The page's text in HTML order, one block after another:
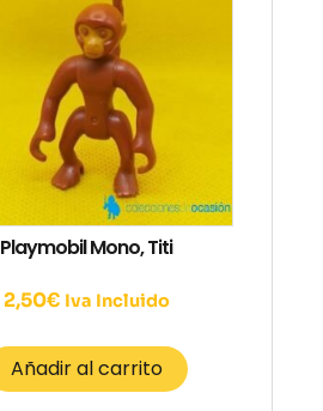
Playmobil Mono, Titi
2,50€ Iva Incluido
Añadir al carrito